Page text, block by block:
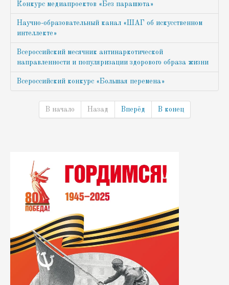
Конкурс медиапроектов «Без парашюта»
Научно-образовательный канал «ШАГ об искусственном
интеллекте»
Всероссийский месячник антинаркотической
направленности и популяризации здорового образа жизни
Всероссийский конкурс «Большая перемена»
В начало Назад Вперёд В конец